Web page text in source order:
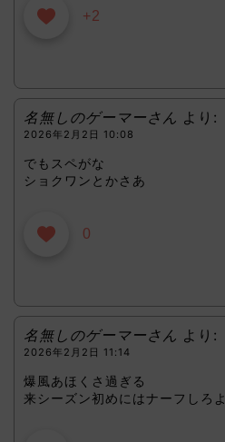
+2
名無しのゲーマーさん より:
2026年2月2日 10:08
でもスペがな
ショクワンとかさあ
0
名無しのゲーマーさん より:
2026年2月2日 11:14
爆風あほくさ過ぎる
来シーズン初めにはナーフしろよ